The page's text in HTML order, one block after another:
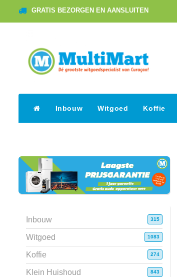
GRATIS BEZORGEN EN AANSLUITEN
Inbouw Witgoed Koffie
Inbouw 315
Witgoed 1083
Koffie 274
Klein Huishoud 843